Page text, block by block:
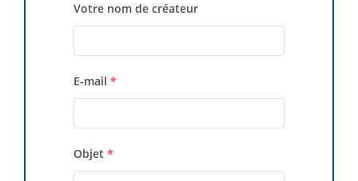
Votre nom de créateur
E-mail *
Objet *